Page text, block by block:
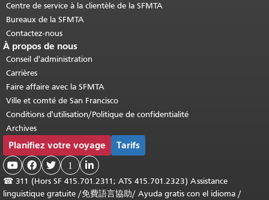
Centre de service à la clientèle de la SFMTA
Bureaux de la SFMTA
Contactez-nous
À propos de nous
Conseil d'administration
Carrières
Faire affaire avec la SFMTA
Ville et comté de San Francisco
Conditions d'utilisation/Politique de confidentialité
Archives
Planifiez votre voyage Tarifs
   1 
☎ 311 (Hors SF 415.701.2311; ATS 415.701.2323) Assistance
linguistique gratuite /免費語言協助/ Ayuda gratis con el idioma /